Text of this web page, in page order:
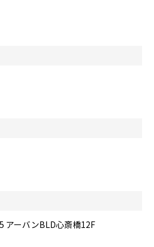
アーバンBLD心斎橋12F